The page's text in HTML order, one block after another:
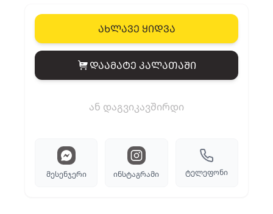
ახლავე ყიდვა
View cart
დაამატე კალათაში
ან დაგვიკავშირდი
მესენჯერი ინსტაგრამი ტელეფონი